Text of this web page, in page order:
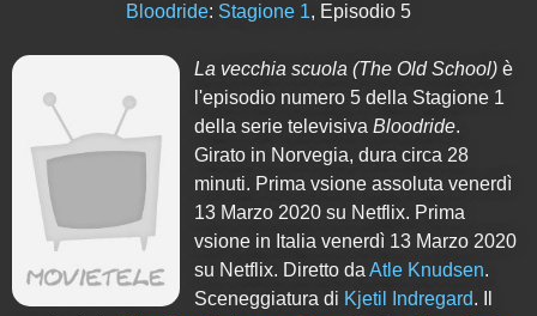
Bloodride: Stagione 1, Episodio 5
La vecchia scuola (The Old School) è
l'episodio numero5 della Stagione 1
della serie televisivaBloodride.
Girato in Norvegia, dura circa 28
minuti. Prima vsione assoluta venerdì
13 Marzo 2020 su Netflix. Prima
vsione in Italia venerdì 13 Marzo 2020
su Netflix. Diretto daAtle Knudsen.
Sceneggiatura di Kjetil Indregard. Il